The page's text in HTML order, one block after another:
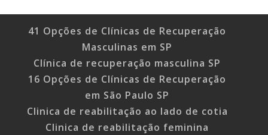
41 Opções de Clínicas de Recuperação
Masculinas em SP
Clínica de recuperação masculina SP
16 Opções de Clínicas de Recuperação
em São Paulo SP
Clinica de reabilitação ao lado de cotia
Clinica de reabilitação feminina